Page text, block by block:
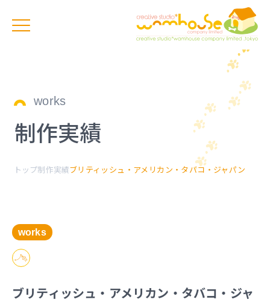
works
制作実績
トップ制作実績ブリティッシュ・アメリカン・タバコ・ジャパン
works
ブリティッシュ・アメリカン・タバコ・ジャ